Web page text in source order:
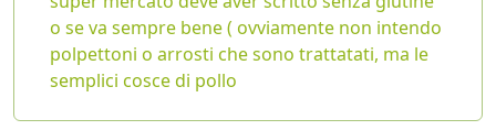
o se va sempre bene ( ovviamente non intendo
polpettoni o arrosti che sono trattatati, ma le
semplici cosce di pollo